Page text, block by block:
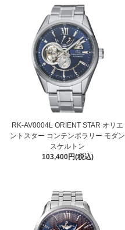
RK-AV0004L ORIENT STAR オリエ
ントスター コンテンポラリー モダン
スケルトン
103,400円(税込)